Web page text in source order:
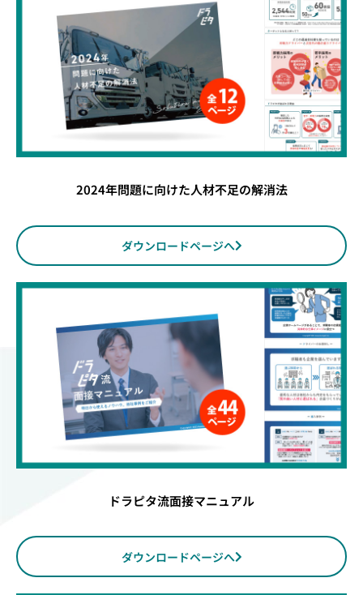
2024年問題に向けた人材不足の解消法
ダウンロードページへ
ドラピタ流面接マニュアル
ダウンロードページへ